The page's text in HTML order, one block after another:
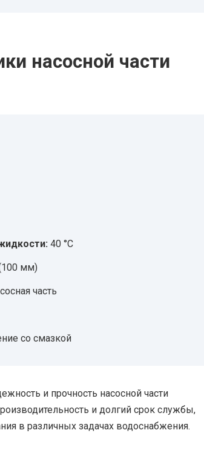
насосной части
40 °С
мм)
часть
со смазкой
и прочность насосной части
и долгий срок службы,
в различных задачах водоснабжения.